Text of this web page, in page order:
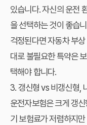
있습니다. 자신의 운전
을 선택하는 것이 좋습
걱정된다면 자동차 부
대로 불필요한 특약은
택해야 합니다.
3. 갱신형 vs 비갱신형,
운전자보험은 크게 갱
기 보험료가 저렴하지